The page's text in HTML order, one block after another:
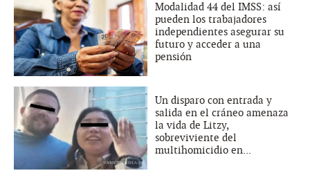
Modalidad 44 del IMSS: así
pueden los trabajadores
independientes asegurar su
futuro y acceder a una
pensión
Un disparo con entrada y
salida en el cráneo amenaza
la vida de Litzy,
sobreviviente del
multihomicidio en...